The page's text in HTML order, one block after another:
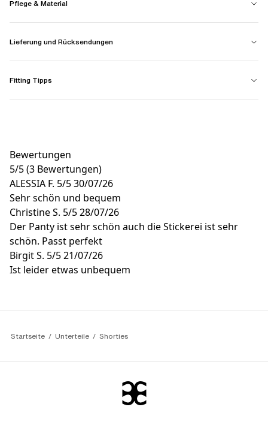
Pflege & Material
Lieferung und Rücksendungen
Fitting Tipps
Bewertungen
5/5(3 Bewertungen)
ALESSIA F. 5/530/07/26
Sehr schön und bequem
Christine S. 5/528/07/26
Der Panty ist sehr schön auch die Stickerei ist sehr
schön. Passt perfekt
Birgit S. 5/521/07/26
Ist leider etwas unbequem
Startseite Unterteile Shorties